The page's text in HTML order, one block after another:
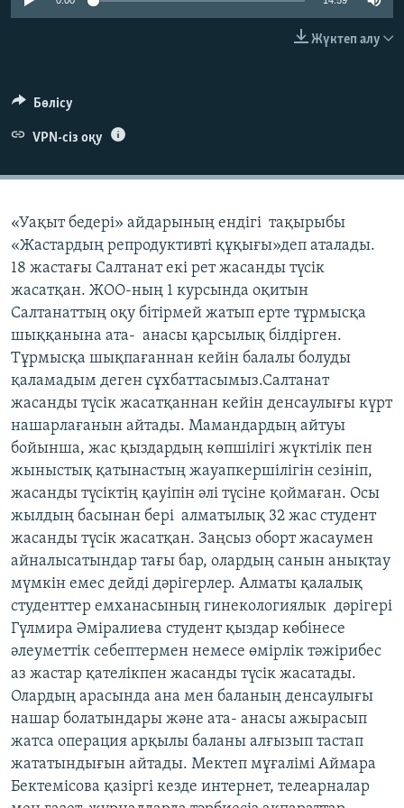
ЖАЗЫЛЫҢЫЗ
Басқа тілдерде
Жүктеп алу
Бөлісу
VPN-сіз оқу
«Уақыт бедері» айдарының ендігі тақырыбы
«Жастардың репродуктивті құқығы»деп аталады.
18 жастағы Салтанат екі рет жасанды түсік
жасатқан. ЖОО-ның 1 курсында оқитын
Салтанаттың оқу бітірмей жатып ерте тұрмысқа
шыққанына ата- анасы қарсылық білдірген.
Тұрмысқа шықпағаннан кейін балалы болуды
қаламадым деген сұхбаттасымыз.Салтанат
жасанды түсік жасатқаннан кейін денсаулығы күрт
нашарлағанын айтады. Мамандардың айтуы
бойынша, жас қыздардың көпшілігі жүктілік пен
жыныстық қатынастың жауапкершілігін сезініп,
жасанды түсіктің қауіпін әлі түсіне қоймаған. Осы
жылдың басынан бері алматылық 32 жас студент
жасанды түсік жасатқан. Заңсыз оборт жасаумен
айналысатындар тағы бар, олардың санын анықтау
мүмкін емес дейді дәрігерлер. Алматы қалалық
студенттер емханасының гинекологиялык дәрігері
Гүлмира Әміралиева студент қыздар көбінесе
әлеуметтік себептермен немесе өмірлік тәжірибес
аз жастар қателікпен жасанды түсік жасатады.
Олардың арасында ана мен баланың денсаулығы
нашар болатындары және ата- анасы ажырасып
жатса операция арқылы баланы алғызып тастап
жататындығын айтады. Мектеп мұғалімі Аймара
Бектемісова қазіргі кезде интернет, телеарналар